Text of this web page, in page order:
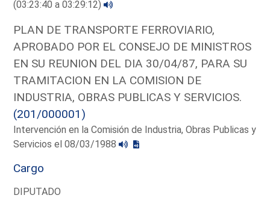
(03:23:40 a 03:29:12)
PLAN DE TRANSPORTE FERROVIARIO,
APROBADO POR EL CONSEJO DE MINISTROS
EN SU REUNION DEL DIA 30/04/87, PARA SU
TRAMITACION EN LA COMISION DE
INDUSTRIA, OBRAS PUBLICAS Y SERVICIOS.
(201/000001)
Intervención en la Comisión de Industria, Obras Publicas y
Servicios el 08/03/1988
Cargo
DIPUTADO